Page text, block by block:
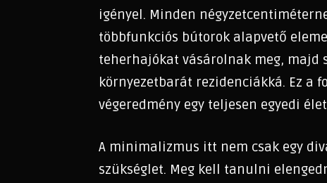
igényel. Minden
többfunkciós bútorok alapvető
teherhajókat vásárolnak meg, majd
környezetbarát rezidenciákká. Ez a
végeredmény egy teljesen egyedi
A minimalizmus itt nem csak egy
szükséglet. Meg kell tanulni